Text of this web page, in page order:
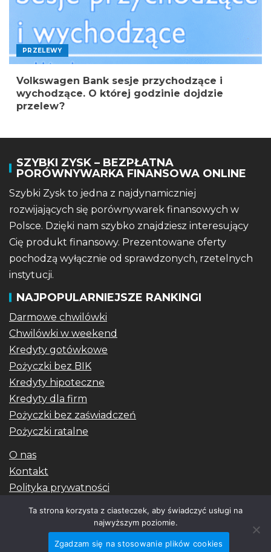
PRZELEWY
Volkswagen Bank sesje przychodzące i
wychodzące. O której godzinie dojdzie
przelew?
SZYBKI ZYSK – BEZPŁATNA
PORÓWNYWARKA FINANSOWA ONLINE
Szybki Zysk to jedna z najdynamiczniej
rozwijających się porównywarek finansowych w
Polsce. Dzięki nam szybko znajdziesz interesujący
Cię produkt finansowy. Prezentowane oferty
pochodzą wyłącznie od sprawdzonych, rzetelnych
instytucji.
NAJPOPULARNIEJSZE RANKINGI
Darmowe chwilówki
Chwilówki w weekend
Kredyty gotówkowe
Pożyczki bez BIK
Kredyty hipoteczne
Kredyty dla firm
Pożyczki bez zaświadczeń
Pożyczki ratalne
O nas
Kontakt
Polityka prywatności
| ©2026 Szybkizysk.com|EnterNewsautorstwa AF
Ta strona korzysta z ciasteczek, aby świadczyć usługi na
najwyższym poziomie.
Zgadzam się na stosowanie plików cookies